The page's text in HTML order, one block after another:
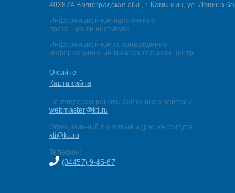
403874 Волгоградская обл., г. Камышин, ул. Ленина 6а
Информационное наполнение:
пресс–центр института
Информационное сопровождение:
информационный вычислительный центр
О сайте
Карта сайта
По вопросам работы сайта обращайтесь:
webmaster@kti.ru
Официальный почтовый адрес института:
kti@kti.ru
Телефон:
(84457) 9-45-67